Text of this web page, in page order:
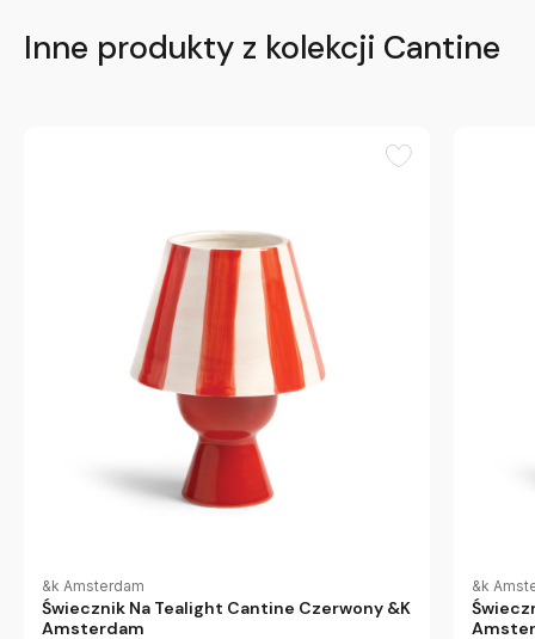
Inne produkty z kolekcji Cantine
&k Amsterdam
Świecznik Na Tealight Cantine Czerwony &K
Amsterdam
&k